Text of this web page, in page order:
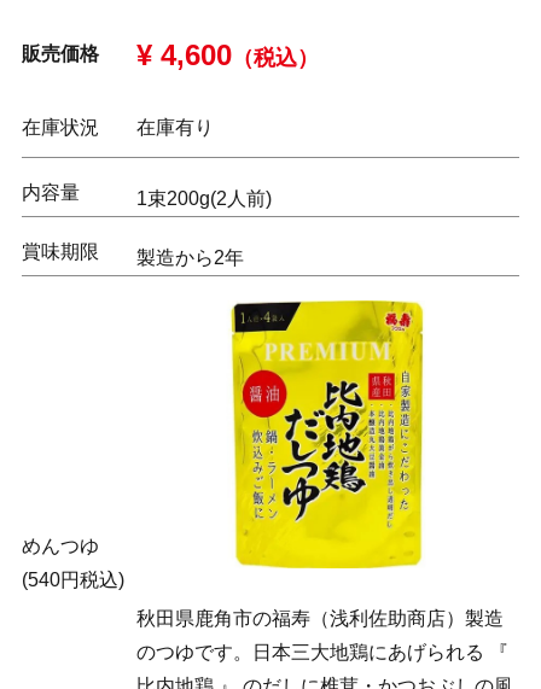
販売価格 ¥ 4,600（税込）
在庫状況 在庫有り
内容量 1束200g(2人前)
賞味期限 製造から2年
めんつゆ
(540円税込)
秋田県鹿角市の福寿（浅利佐助商店）製造
のつゆです。日本三大地鶏にあげられる 『